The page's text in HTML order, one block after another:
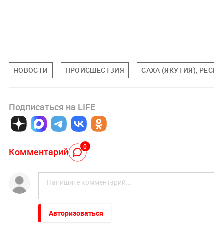
НОВОСТИ ПРОИСШЕСТВИЯ САХА (ЯКУТИЯ),
Подписаться на LIFE
Комментарий 0
Авторизоваться